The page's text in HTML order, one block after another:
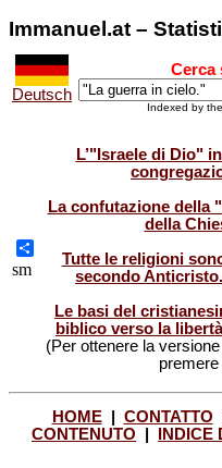
Immanuel.at –
Deutsch
Cerca
Indexed by the
Share
sm
L’"Israele di Dio"
La confutazione della
della
Tutte le religioni
secondo Anticristo.
Le basi del
biblico verso la
(Per ottenere la
HOME| CONTATTO
CONTENUTO
INDICE